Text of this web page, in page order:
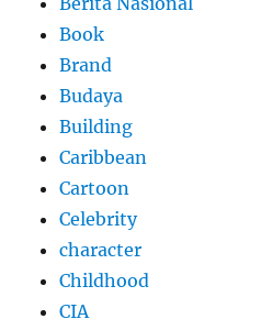
Book
Brand
Budaya
Building
Caribbean
Cartoon
Celebrity
character
Childhood
CIA